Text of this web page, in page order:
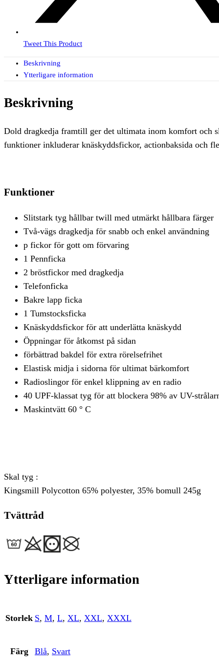
Tweet This Product
Beskrivning
Ytterligare information
Beskrivning
Dold dragkedja framtill ger det ultimata inom komfort och
funktioner inkluderar knäskyddsfickor, actionbaksida och
Funktioner
Slitstark tyg hållbar twill med utmärkt hållbara färger
Två-vägs dragkedja för snabb och enkel användning
p fickor för gott om förvaring
1 Pennficka
2 bröstfickor med dragkedja
Telefonficka
Bakre lapp ficka
1 Tumstocksficka
Knäskyddsfickor för att underlätta knäskydd
Öppningar för åtkomst på sidan
förbättrad bakdel för extra rörelsefrihet
Elastisk midja i sidorna för ultimat bärkomfort
Radioslingor för enkel klippning av en radio
40 UPF-klassat tyg för att blockera 98% av UV-
Maskintvätt 60 ° C
Skal tyg :
Kingsmill Polycotton 65% polyester, 35% bomull 245g
Tvättråd
Ytterligare information
Storlek S, M, L, XL, XXL, XXXL
Färg Blå, Svart